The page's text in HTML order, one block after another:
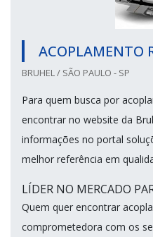
ACOPLAMENTO
BRUHEL / SÃO PAULO - SP
Para quem busca por
encontrar no website da
informações no portal
melhor referência em
LÍDER NO MERCADO
Quem quer encontrar
comprometedora com os